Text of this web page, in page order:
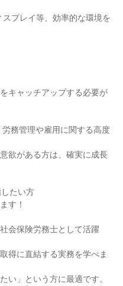
スプレイ等、効率的な環境を
キャッチアップする必要が
務管理や雇用に関する高度
欲がある方は、確実に成長
たい方
す！
会保険労務士として活躍
得に直結する実務を学べま
い」という方に最適です。